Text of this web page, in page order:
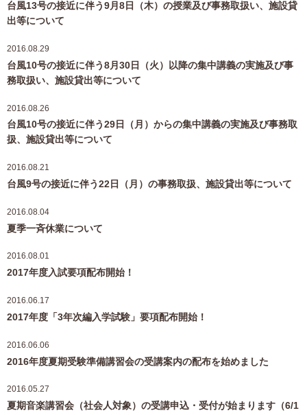
台風13号の接近に伴う9月8日（木）の授業及び事務取扱い、施設貸
出等について
2016.08.29
台風10号の接近に伴う8月30日（火）以降の集中講義の実施及び事
務取扱い、施設貸出等について
2016.08.26
台風10号の接近に伴う29日（月）からの集中講義の実施及び事務取
扱、施設貸出等について
2016.08.21
台風9号の接近に伴う22日（月）の事務取扱、施設貸出等について
2016.08.04
夏季一斉休業について
2016.08.01
2017年度入試要項配布開始！
2016.06.17
2017年度「3年次編入学試験」要項配布開始！
2016.06.06
2016年度夏期受験準備講習会の受講案内の配布を始めました
2016.05.27
夏期音楽講習会（社会人対象）の受講申込・受付が始まります（6/1